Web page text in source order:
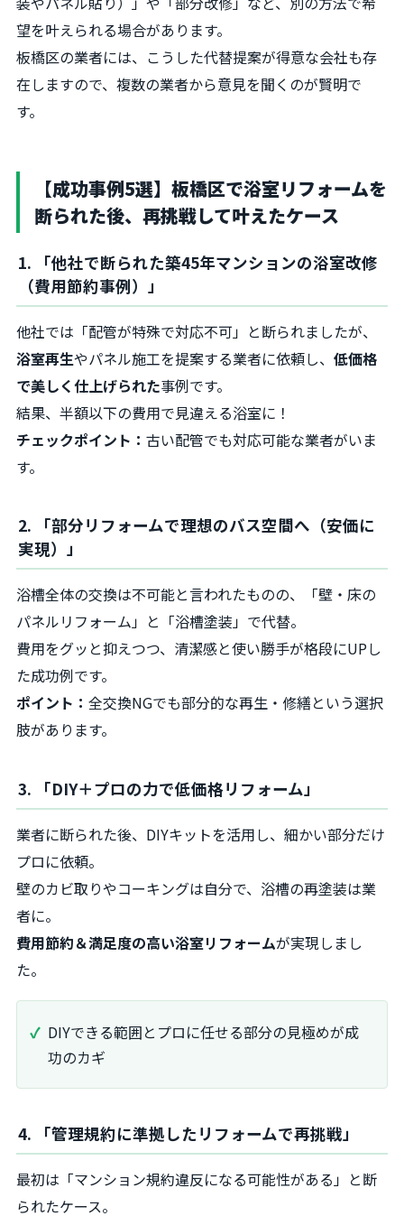
望を叶えられる場合があります。
板橋区の業者には、こうした代替提案が得意な会社も存
在しますので、複数の業者から意見を聞くのが賢明で
す。
【成功事例5選】板橋区で浴室リフォームを
断られた後、再挑戦して叶えたケース
1. 「他社で断られた築45年マンションの浴室改修
（費用節約事例）」
他社では「配管が特殊で対応不可」と断られましたが、
浴室再生やパネル施工を提案する業者に依頼し、 低価格
で美しく仕上げられた事例です。
結果、半額以下の費用で見違える浴室に！
チェックポイント： 古い配管でも対応可能な業者がいま
す。
2. 「部分リフォームで理想のバス空間へ（安価に
実現）」
浴槽全体の交換は不可能と言われたものの、「壁・床の
パネルリフォーム」と「浴槽塗装」で代替。
費用をグッと抑えつつ、清潔感と使い勝手が格段にUPし
た成功例です。
ポイント： 全交換NGでも部分的な再生・修繕という選択
肢があります。
3. 「DIY＋プロの力で低価格リフォーム」
業者に断られた後、DIYキットを活用し、細かい部分だけ
プロに依頼。
壁のカビ取りやコーキングは自分で、浴槽の再塗装は業
者に。
費用節約＆満足度の高い浴室リフォームが実現しまし
た。
DIYできる範囲とプロに任せる部分の見極めが成
功のカギ
4. 「管理規約に準拠したリフォームで再挑戦」
最初は「マンション規約違反になる可能性がある」と断
られたケース。